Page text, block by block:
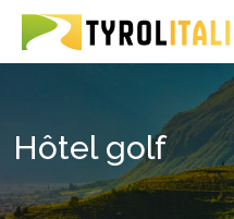
Hôtel golf